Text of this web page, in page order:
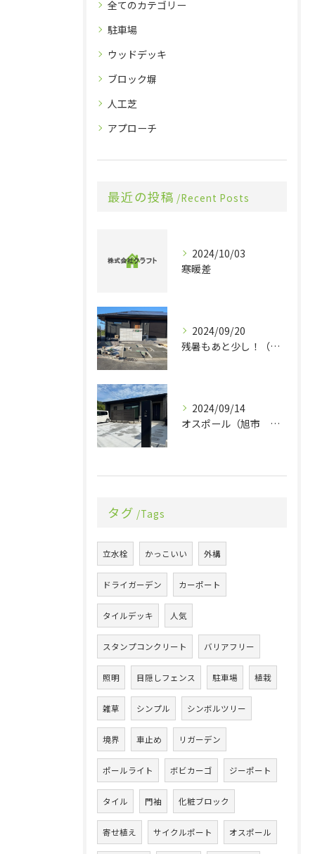
全てのカテゴリー
駐車場
ウッドデッキ
ブロック塀
人工芝
アプローチ
最近の投稿 Recent Posts
2024/10/03
寒暖差
2024/09/20
残暑もあと少し！（旭市 エクステリア 外構）
2024/09/14
オスポール（旭市 エクステリア 外構）
タグ Tags
立水栓 かっこいい 外構
ドライガーデン カーポート
タイルデッキ 人気
スタンプコンクリート バリアフリー
照明 目隠しフェンス 駐車場 植栽
雑草 シンプル シンボルツリー
境界 車止め リガーデン
ポールライト ボビカーゴ ジーポート
タイル 門袖 化粧ブロック
寄せ植え サイクルポート オスポール